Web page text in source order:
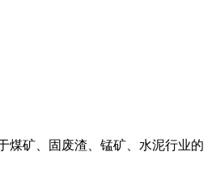
煤矿、固废渣、锰矿、水泥行业的